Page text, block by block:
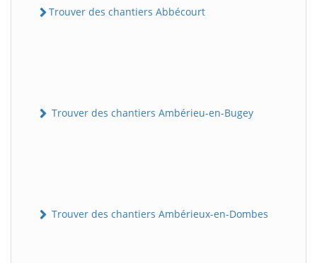
Trouver des chantiers Abbécourt
Trouver des chantiers Ambérieu-en-Bugey
Trouver des chantiers Ambérieux-en-Dombes